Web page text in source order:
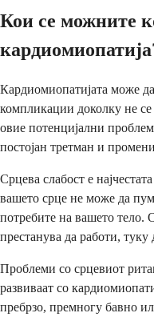
Кои се можните
Кардиомиопатијата може
компликации доколку не
овие потенцијални
постојан третман и
Срцева слабост е
вашето срце не може да
потребите на вашето тело.
престанува да работи,
Проблеми со срцевиот
развиваат со
пребрзо, премногу бавно